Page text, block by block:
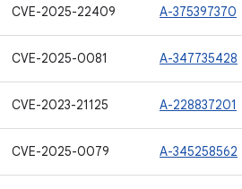
CVE-2025-22409 A-375397370
CVE-2025-0081 A-347735428
CVE-2023-21125 A-228837201
CVE-2025-0079 A-345258562